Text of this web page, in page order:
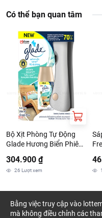
Hướng dẫn bảo quản
Bảo quản sản phẩm ở
bẩn.
Bảo quản ở nhiệt độ
Không để sản phẩm ở
trữ ở nhiệt độ trên 50
Không để gần nơi chứa
chất vật nặng lên trên
Rửa tay với xà phòng và
Không dùng cho phòng
Có thể bạn quan tâm
Bộ Xịt Phòng Tự Động
Glade Hương Biển Phiêu
304.900 ₫
26 Lượt xem
Bằng việc truy cập vào
mà không điều chỉnh các